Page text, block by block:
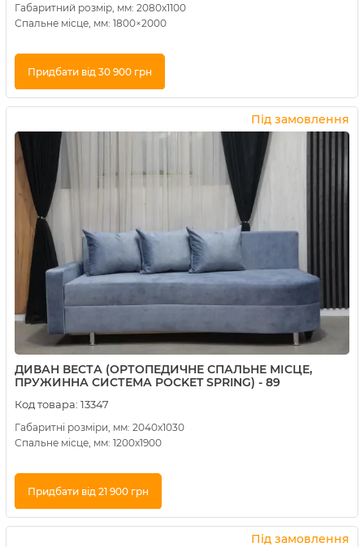
Габаритний розмір, мм: 2080х1100
Спальне місце, мм: 1800×2000
Придбати від 30 900 грн
Купити в 1 клік
Під замовлення
ДИВАН ВЕСТА (ОРТОПЕДИЧНЕ СПАЛЬНЕ МІСЦЕ,
ПРУЖИННА СИСТЕМА POCKET SPRING) - 89
Код товара: 13347
Габаритні розміри, мм: 2040х1030
Спальне місце, мм: 1200х1900
Придбати від 21 900 грн
Купити в 1 клік
Під замовлення